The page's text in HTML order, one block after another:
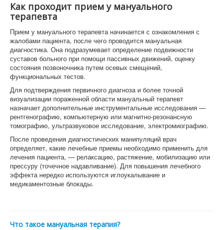
Как проходит прием у мануального
терапевта
Прием у мануального терапевта начинается с ознакомления с
жалобами пациента, после чего проводится мануальная
диагностика. Она подразумевает определение подвижности
суставов больного при помощи пассивных движений, оценку
состояния позвоночника путем осевых смещений,
функциональных тестов.
Для подтверждения первичного диагноза и более точной
визуализации пораженной области мануальный терапевт
назначает дополнительные инструментальные исследования —
рентгенографию, компьютерную или магнитно-резонансную
томографию, ультразвуковое исследование, электромиографию.
После проведения диагностических манипуляций врач
определяет, какие лечебные приемы необходимо применить для
лечения пациента, — релаксацию, растяжение, мобилизацию или
прессуру (точечное надавливание). Для повышения лечебного
эффекта нередко используются иглоукалывание и
медикаментозные блокады.
Что такое мануальная терапия?